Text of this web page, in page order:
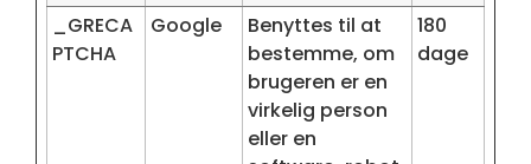
_GRECA
PTCHA
Google
Benyttes til at
bestemme, om
brugeren er en
virkelig person
eller en
180
dage